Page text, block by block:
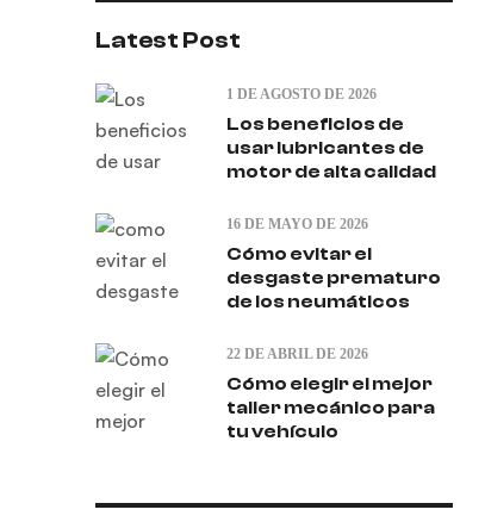
Latest Post
Los beneficios de
usar lubricantes de
motor de alta calidad
1 DE AGOSTO DE 2026
Cómo evitar el
desgaste prematuro
de los neumáticos
16 DE MAYO DE 2026
Cómo elegir el mejor
taller mecánico para
tu vehículo
22 DE ABRIL DE 2026